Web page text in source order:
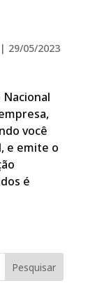
29/05/2023
você
e emite o
é
Pesquisar